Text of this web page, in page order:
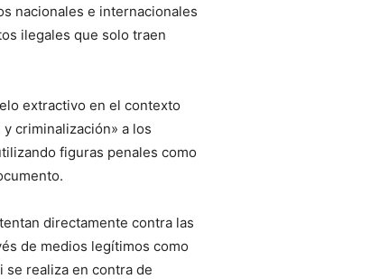
nacionales e internacionales
ilegales que solo traen
extractivo en el contexto
criminalización» a los
figuras penales como
directamente contra las
de medios legítimos como
se realiza en contra de